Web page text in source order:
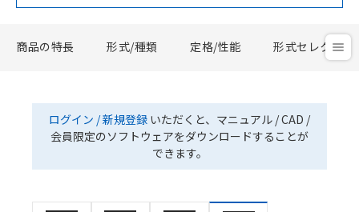
商品の特長 形式/種類 定格/性能 形式セレクタ
ログイン / 新規登録 いただくと、マニュアル / CAD /
会員限定のソフトウェアをダウンロードすることが
できます。